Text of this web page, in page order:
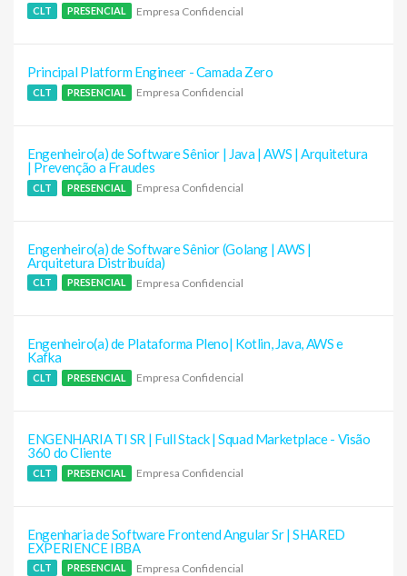
CLT PRESENCIAL Empresa Confidencial
Principal Platform Engineer - Camada Zero
CLT PRESENCIAL Empresa Confidencial
Engenheiro(a) de Software Sênior | Java | AWS | Arquitetura
| Prevenção a Fraudes
CLT PRESENCIAL Empresa Confidencial
Engenheiro(a) de Software Sênior (Golang | AWS |
Arquitetura Distribuída)
CLT PRESENCIAL Empresa Confidencial
Engenheiro(a) de Plataforma Pleno| Kotlin, Java, AWS e
Kafka
CLT PRESENCIAL Empresa Confidencial
ENGENHARIA TI SR | Full Stack | Squad Marketplace - Visão
360 do Cliente
CLT PRESENCIAL Empresa Confidencial
Engenharia de Software Frontend Angular Sr | SHARED
EXPERIENCE IBBA
CLT PRESENCIAL Empresa Confidencial